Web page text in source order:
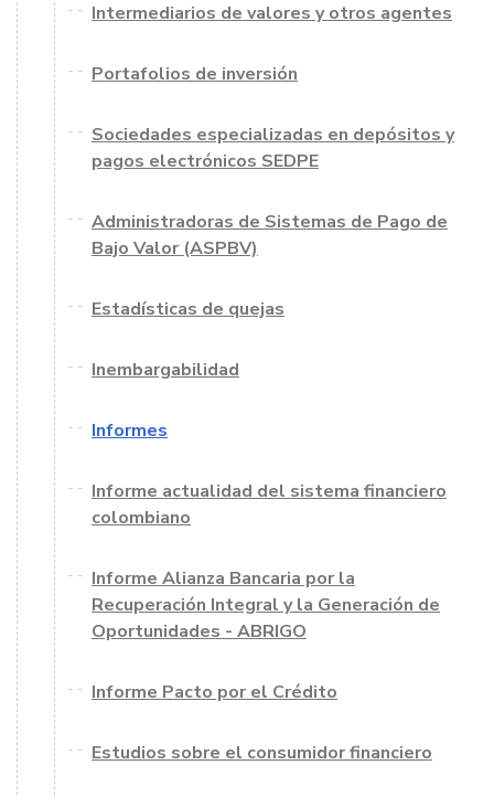
Intermediarios de valores y otros agentes
Portafolios de inversión
Sociedades especializadas en depósitos y
pagos electrónicos SEDPE
Administradoras de Sistemas de Pago de
Bajo Valor (ASPBV)
Estadísticas de quejas
Inembargabilidad
Informes
Informe actualidad del sistema financiero
colombiano
Informe Alianza Bancaria por la
Recuperación Integral y la Generación de
Oportunidades - ABRIGO
Informe Pacto por el Crédito
Estudios sobre el consumidor financiero